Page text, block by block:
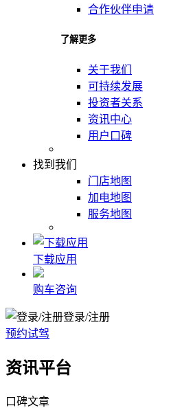
合作伙伴申请
了解更多
关于我们
可持续发展
投资者关系
资讯中心
用户口碑
找到我们
门店地图
加电地图
服务地图
下载应用
购车咨询
登录/注册
预约试驾
资讯平台
口碑文章